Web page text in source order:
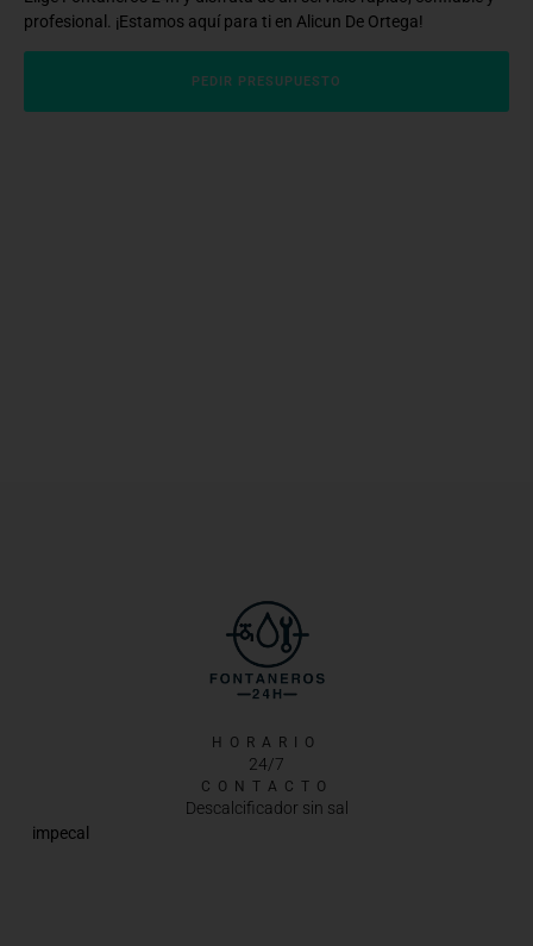
profesional. ¡Estamos aquí para ti en Alicun De Ortega!
PEDIR PRESUPUESTO
HORARIO
24/7
CONTACTO
Descalcificador sin sal
impecal